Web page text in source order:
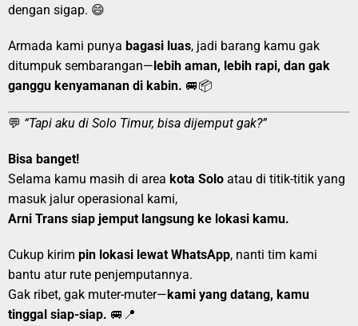
dengan sigap. 😄
Armada kami punya bagasi luas, jadi barang kamu gak
ditumpuk sembarangan—lebih aman, lebih rapi, dan gak
ganggu kenyamanan di kabin. 🚐📦
💬 “Tapi aku di Solo Timur, bisa dijemput gak?”
Bisa banget!
Selama kamu masih di area kota Solo atau di titik-titik yang
masuk jalur operasional kami,
Arni Trans siap jemput langsung ke lokasi kamu.
Cukup kirim pin lokasi lewat WhatsApp, nanti tim kami
bantu atur rute penjemputannya.
Gak ribet, gak muter-muter—kami yang datang, kamu
tinggal siap-siap. 🚐📍